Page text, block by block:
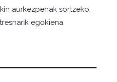
aurkezpenak sortzeko,
egokiena